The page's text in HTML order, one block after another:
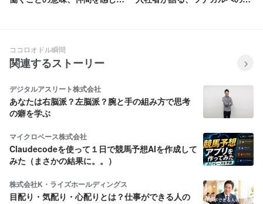
ココロオドル瞬間
関連するストーリー
デジタルアスリート株式会社
あなたは右脳派？左脳派？腕と手の組み方で思考
の癖を学ぶ
マイクロベース株式会社
Claudecodeを使って１日で競馬予想AIを作成して
みた（まさかの結果に。。）
株式会社K・ライズホールディングス
目配り・気配り・心配りとは？仕事ができる人の